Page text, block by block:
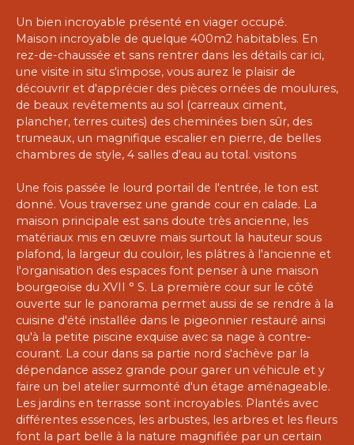
Un bien incroyable présenté en viager occupé.
Maison incroyable de quelque 400m2 habitables. En
rez-de-chaussée et sans rentrer dans les détails car ici,
une visite in situ s'impose, vous aurez le plaisir de
découvrir et d'apprécier des pièces ornées de moulures,
de beaux revêtements au sol (carreaux ciment,
plancher, terres cuites) des cheminées bien sûr, des
trumeaux, un magnifique escalier en pierre, de belles
chambres de style, 4 salles d'eau au total. visitons
Une fois passée le lourd portail de l'entrée, le ton est
donné. Vous traversez une grande cour en calade. La
maison principale est sans doute très ancienne, les
matériaux mis en œuvre mais surtout la hauteur sous
plafond, la largeur du couloir, les plâtres à l'ancienne et
l'organisation des espaces font penser à une maison
bourgeoise du XVII ° S. La première cour sur le côté
ouverte sur le panorama permet aussi de se rendre à la
cuisine d'été installée dans le pigeonnier restauré ainsi
qu'à la petite piscine exquise avec sa nage à contre-
courant. La cour dans sa partie nord s'achève par la
dépendance assez grande pour garer un véhicule et y
faire un bel atelier surmonté d'un étage aménageable.
Les jardins en terrasse sont incroyables. Plantés avec
différentes essences, les arbustes, les arbres et les fleurs
font la part belle à la nature magnifiée par un certain